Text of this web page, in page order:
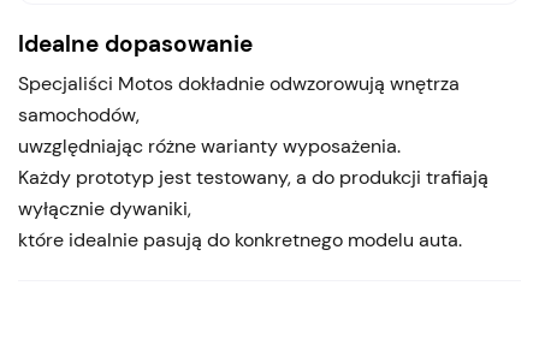
Idealne dopasowanie
Specjaliści Motos dokładnie odwzorowują wnętrza
samochodów,
uwzględniając różne warianty wyposażenia.
Każdy prototyp jest testowany, a do produkcji trafiają
wyłącznie dywaniki,
które idealnie pasują do konkretnego modelu auta.